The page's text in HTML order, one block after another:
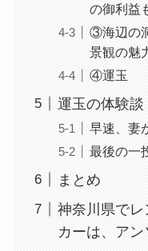
の御利益
③海辺の
景観の魅
④運玉
運玉の体験談
早速、妻
最後の一
まとめ
神奈川県で
カーは、ア